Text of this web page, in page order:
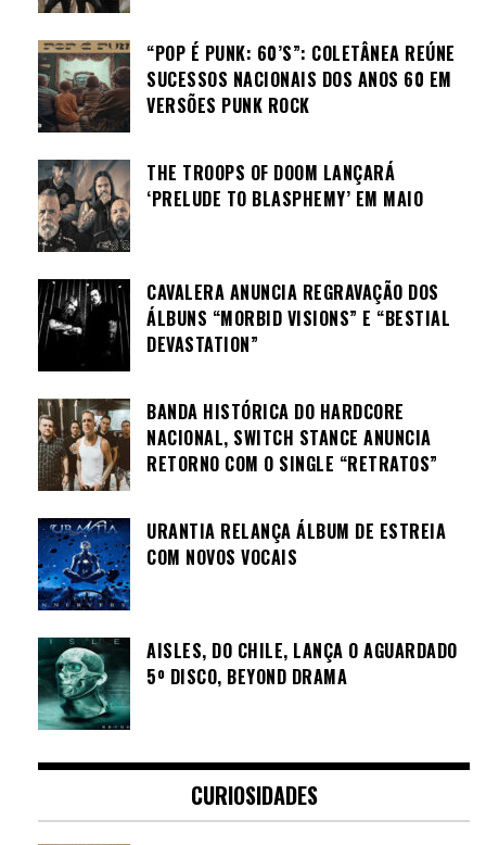
“POP É PUNK: 60’S”: COLETÂNEA REÚNE
SUCESSOS NACIONAIS DOS ANOS 60 EM
VERSÕES PUNK ROCK
THE TROOPS OF DOOM LANÇARÁ
‘PRELUDE TO BLASPHEMY’ EM MAIO
CAVALERA ANUNCIA REGRAVAÇÃO DOS
ÁLBUNS “MORBID VISIONS” E “BESTIAL
DEVASTATION”
BANDA HISTÓRICA DO HARDCORE
NACIONAL, SWITCH STANCE ANUNCIA
RETORNO COM O SINGLE “RETRATOS”
URANTIA RELANÇA ÁLBUM DE ESTREIA
COM NOVOS VOCAIS
AISLES, DO CHILE, LANÇA O AGUARDADO
5º DISCO, BEYOND DRAMA
CURIOSIDADES